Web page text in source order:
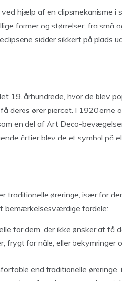
hjælp af en clipsmekanisme i
former og størrelser, fra små
sidder sikkert på plads
19. århundrede, hvor de blev
deres ører piercet. I 1920’erne
en del af Art Deco-
årtier blev de et symbol på
traditionelle øreringe, især for
bemærkelsesværdige fordele:
for dem, der ikke ønsker at få
frygt for nåle, eller bekymringer
end traditionelle